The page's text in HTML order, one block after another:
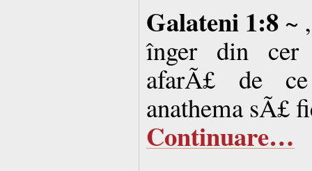
Galateni 1:8 ~
înger din cer
afarÃ£ de
anathema sÃ£
Continuare…